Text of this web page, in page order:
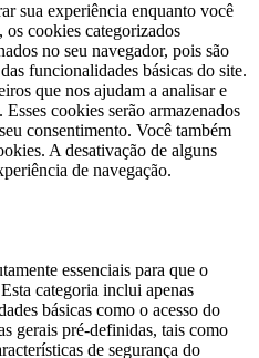
sua experiência enquanto você
os cookies categorizados
no seu navegador, pois são
funcionalidades básicas do site.
que nos ajudam a analisar e
cookies serão armazenados
consentimento. Você também
A desativação de alguns
de navegação.
essenciais para que o
categoria inclui apenas
básicas como o acesso do
gerais pré-definidas, tais como
de segurança do